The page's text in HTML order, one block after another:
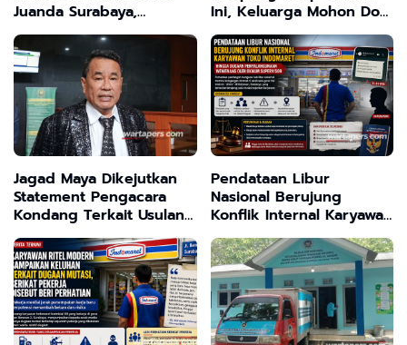
Juanda Surabaya,
Tersangka Utama
Berhasil Diamankan
Ini, Keluarga Mohon Doa
dan Dukungan
Masyarakat Madura
Jagad Maya Dikejutkan
Statement Pengacara
Kondang Terkait Usulan
Transformasi Program
MBG
Pendataan Libur
Nasional Berujung
Konflik Internal Karyawan
Toko Indomaret, Muncul
Dugaan Penyalahgunaan
Wewenang dalam
Kebijakan Mutasi